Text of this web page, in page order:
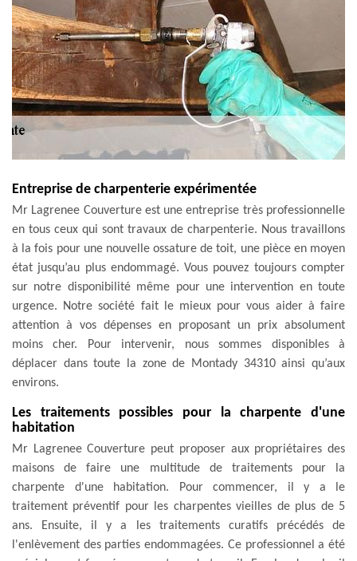
Entreprise de charpenterie expérimentée
Mr Lagrenee Couverture est une entreprise très professionnelle
en tous ceux qui sont travaux de charpenterie. Nous travaillons
à la fois pour une nouvelle ossature de toit, une pièce en moyen
état jusqu’au plus endommagé. Vous pouvez toujours compter
sur notre disponibilité même pour une intervention en toute
urgence. Notre société fait le mieux pour vous aider à faire
attention à vos dépenses en proposant un prix absolument
moins cher. Pour intervenir, nous sommes disponibles à
déplacer dans toute la zone de Montady 34310 ainsi qu’aux
environs.
Les traitements possibles pour la charpente d'une
habitation
Mr Lagrenee Couverture peut proposer aux propriétaires des
maisons de faire une multitude de traitements pour la
charpente d'une habitation. Pour commencer, il y a le
traitement préventif pour les charpentes vieilles de plus de 5
ans. Ensuite, il y a les traitements curatifs précédés de
l'enlèvement des parties endommagées. Ce professionnel a été